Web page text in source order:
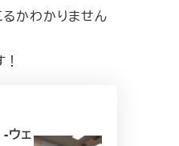
かわかりません
ウェ